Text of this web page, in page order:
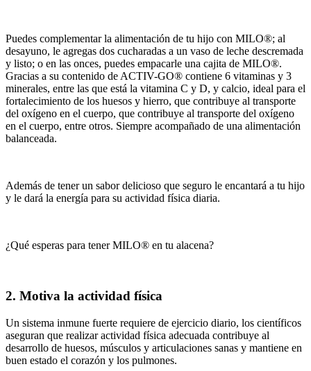
Puedes complementar la alimentación de tu hijo con MILO®; al
desayuno, le agregas dos cucharadas a un vaso de leche descremada
y listo; o en las onces, puedes empacarle una cajita de MILO®.
Gracias a su contenido de ACTIV-GO® contiene 6 vitaminas y 3
minerales, entre las que está la vitamina C y D, y calcio, ideal para el
fortalecimiento de los huesos y hierro, que contribuye al transporte
del oxígeno en el cuerpo, que contribuye al transporte del oxígeno
en el cuerpo, entre otros. Siempre acompañado de una alimentación
balanceada.
Además de tener un sabor delicioso que seguro le encantará a tu hijo
y le dará la energía para su actividad física diaria.
¿Qué esperas para tener MILO® en tu alacena?
2. Motiva la actividad física
Un sistema inmune fuerte requiere de ejercicio diario, los científicos
aseguran que realizar actividad física adecuada contribuye al
desarrollo de huesos, músculos y articulaciones sanas y mantiene en
buen estado el corazón y los pulmones.